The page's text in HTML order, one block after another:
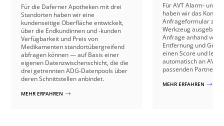
Für die Daferner Apotheken mit drei
Standorten haben wir eine
kundenseitige Oberfläche entwickelt,
über die Endkundinnen und -kunden
Verfügbarkeit und Preis von
Medikamenten standortübergreifend
abfragen können — auf Basis einer
eigenen Datenzwischenschicht, die die
drei getrennten ADG-Datenpools über
deren Schnittstellen anbindet.
MEHR ERFAHREN $
Für AVT Alarm- und
haben wir das
Anfrageformular zu
Werkzeug
Anfrage anhand von
Entfernung und
einen Score und
automatisch an AVT
passenden
MEHR ERFAHREN $